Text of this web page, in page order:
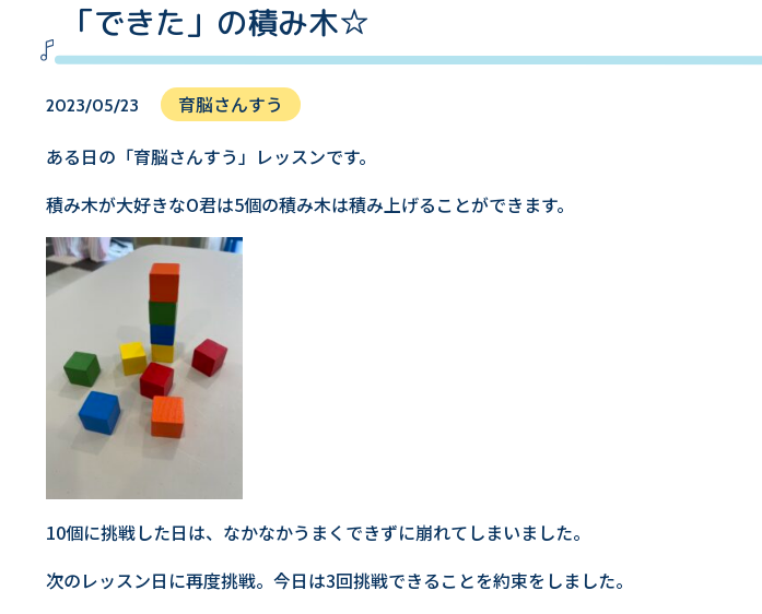
「できた」の積み木☆
2023/05/23
育脳さんすう
ある日の「育脳さんすう」レッスンです。
積み木が大好きなO君は5個の積み木は積み上げることができます。
10個に挑戦した日は、なかなかうまくできずに崩れてしまいました。
次のレッスン日に再度挑戦。今日は3回挑戦できることを約束をしました。